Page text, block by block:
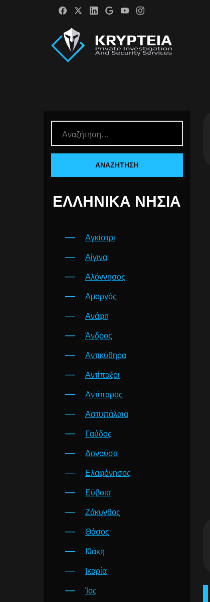
ΕΛΛΗΝΙΚΆ ΝΗΣΙΆ
Αγκίστρι
Αίγινα
Αλόννησος
Αμοργός
Ανάφη
Άνδρος
Αντικύθηρα
Αντίπαξοι
Αντίπαρος
Αστυπάλαια
Γαύδος
Δονούσα
Ελαφόνησος
Εύβοια
Ζάκυνθος
Θάσος
Ιθάκη
Ικαρία
Ίος